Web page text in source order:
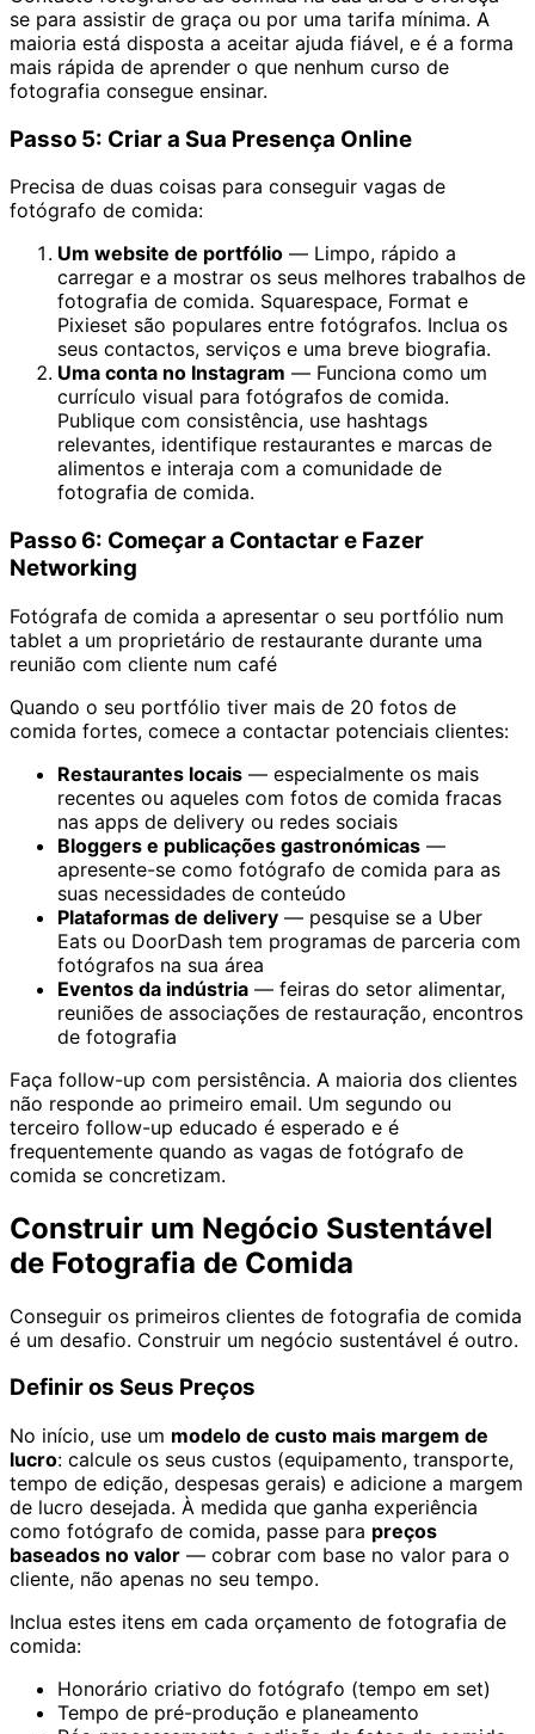
se para assistir de graça ou por uma tarifa mínima. A
maioria está disposta a aceitar ajuda fiável, e é a forma
mais rápida de aprender o que nenhum curso de
fotografia consegue ensinar.
Passo 5: Criar a Sua Presença Online
Precisa de duas coisas para conseguir vagas de
fotógrafo de comida:
Um website de portfólio — Limpo, rápido a
carregar e a mostrar os seus melhores trabalhos de
fotografia de comida. Squarespace, Format e
Pixieset são populares entre fotógrafos. Inclua os
seus contactos, serviços e uma breve biografia.
Uma conta no Instagram — Funciona como um
currículo visual para fotógrafos de comida.
Publique com consistência, use hashtags
relevantes, identifique restaurantes e marcas de
alimentos e interaja com a comunidade de
fotografia de comida.
Passo 6: Começar a Contactar e Fazer
Networking
Fotógrafa de comida a apresentar o seu portfólio num
tablet a um proprietário de restaurante durante uma
reunião com cliente num café
Quando o seu portfólio tiver mais de 20 fotos de
comida fortes, comece a contactar potenciais clientes:
Restaurantes locais — especialmente os mais
recentes ou aqueles com fotos de comida fracas
nas apps de delivery ou redes sociais
Bloggers e publicações gastronómicas —
apresente-se como fotógrafo de comida para as
suas necessidades de conteúdo
Plataformas de delivery — pesquise se a Uber
Eats ou DoorDash tem programas de parceria com
fotógrafos na sua área
Eventos da indústria — feiras do setor alimentar,
reuniões de associações de restauração, encontros
de fotografia
Faça follow-up com persistência. A maioria dos clientes
não responde ao primeiro email. Um segundo ou
terceiro follow-up educado é esperado e é
frequentemente quando as vagas de fotógrafo de
comida se concretizam.
Construir um Negócio Sustentável
de Fotografia de Comida
Conseguir os primeiros clientes de fotografia de comida
é um desafio. Construir um negócio sustentável é outro.
Definir os Seus Preços
No início, use um modelo de custo mais margem de
lucro: calcule os seus custos (equipamento, transporte,
tempo de edição, despesas gerais) e adicione a margem
de lucro desejada. À medida que ganha experiência
como fotógrafo de comida, passe para preços
baseados no valor — cobrar com base no valor para o
cliente, não apenas no seu tempo.
Inclua estes itens em cada orçamento de fotografia de
comida:
Honorário criativo do fotógrafo (tempo em set)
Tempo de pré-produção e planeamento